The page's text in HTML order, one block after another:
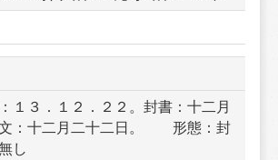
１３．１２．２２。封書：十二月
：十二月二十二日。　　形態：封
し